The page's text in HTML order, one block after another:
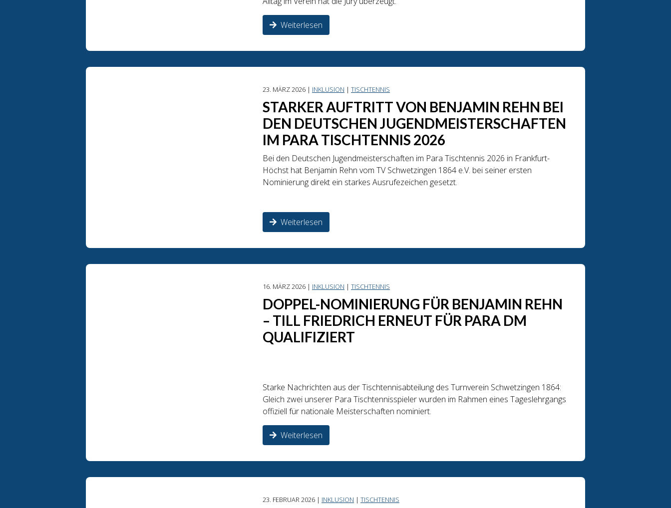
Weiterlesen
23. MÄRZ 2026 | INKLUSION | TISCHTENNIS
STARKER AUFTRITT VON BENJAMIN REHN BEI
DEN DEUTSCHEN JUGENDMEISTERSCHAFTEN
IM PARA TISCHTENNIS 2026
Bei den Deutschen Jugendmeisterschaften im Para Tischtennis 2026 in Frankfurt-
Höchst hat Benjamin Rehn vom TV Schwetzingen 1864 e.V. bei seiner ersten
Nominierung direkt ein starkes Ausrufezeichen gesetzt.
Weiterlesen
16. MÄRZ 2026 | INKLUSION | TISCHTENNIS
DOPPEL-NOMINIERUNG FÜR BENJAMIN REHN
– TILL FRIEDRICH ERNEUT FÜR PARA DM
QUALIFIZIERT
Starke Nachrichten aus der Tischtennisabteilung des Turnverein Schwetzingen 1864:
Gleich zwei unserer Para Tischtennisspieler wurden im Rahmen eines Tageslehrgangs
offiziell für nationale Meisterschaften nominiert.
Weiterlesen
23. FEBRUAR 2026 | INKLUSION | TISCHTENNIS